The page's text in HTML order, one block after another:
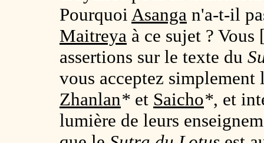
Pourquoi Asanga n'a-t-il
Maitreya à ce sujet ?
assertions sur le texte du
vous acceptez
Zhanlan* et Saicho*, et
lumière de leurs